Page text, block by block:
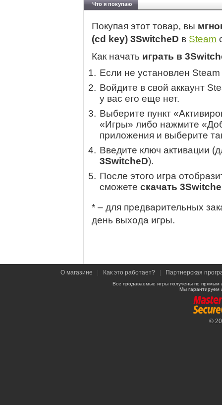
Что я покупаю
Покупая этот товар, вы
(cd key) 3SwitcheD в Steam
Как начать играть в
Если не установлен
Войдите в свой аккаунт
у вас его еще нет.
Выберите пункт
«Игры» либо нажмите
приложения и выберите
Введите ключ активации
3SwitcheD).
После этого игра
сможете скачать
* – для предварительных
день выхода игры.
О магазине Как это работает? Партнерская
Все продаваемые игры получены по
Мы гарантируем
©